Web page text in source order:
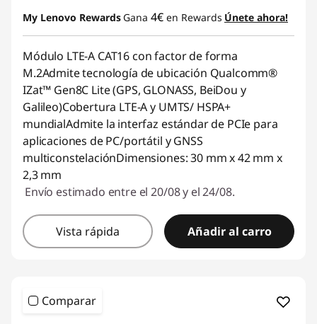
My Lenovo Rewards Gana 4€ en Rewards Únete ahora!
Módulo LTE-A CAT16 con factor de forma
M.2Admite tecnología de ubicación Qualcomm®
IZat™ Gen8C Lite (GPS, GLONASS, BeiDou y
Galileo)Cobertura LTE-A y UMTS/ HSPA+
mundialAdmite la interfaz estándar de PCIe para
aplicaciones de PC/portátil y GNSS
multiconstelaciónDimensiones: 30 mm x 42 mm x
2,3 mm
Envío estimado entre el 20/08 y el 24/08.
Vista rápida Añadir al carro
Comparar